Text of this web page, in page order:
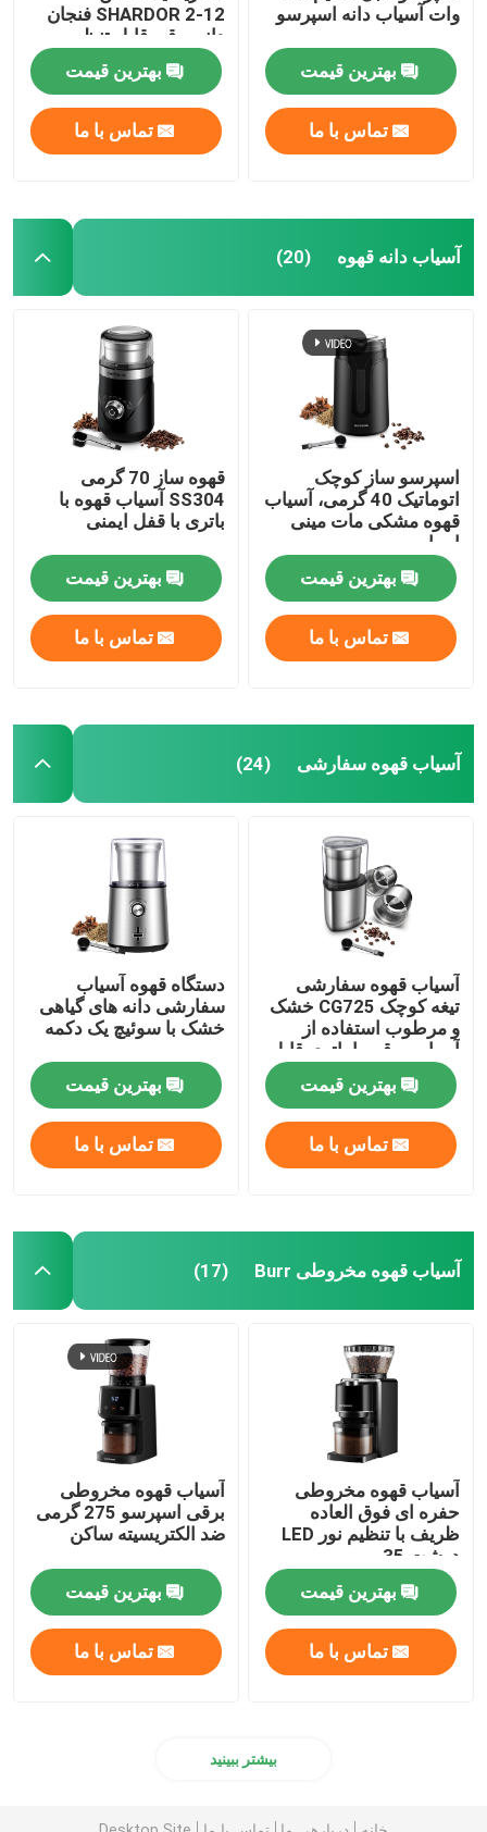
وات آسیاب دانه اسپرسو
بهترین قیمت
تماس با ما
SHARDOR 2-12 فنجان
دانه برقی قابل تنظیم
بهترین قیمت
تماس با ما
آسیاب دانه قهوه (20)
اسپرسو ساز کوچک
اتوماتیک 40 گرمی، آسیاب
قهوه مشکی مات مینی
اسپایس
بهترین قیمت
تماس با ما
قهوه ساز 70 گرمی
SS304 آسیاب قهوه با
باتری با قفل ایمنی
بهترین قیمت
تماس با ما
آسیاب قهوه سفارشی (24)
آسیاب قهوه سفارشی
تیغه کوچک CG725 خشک
و مرطوب استفاده از
آسیاب برقی با باتری قابل
جابجایی
بهترین قیمت
تماس با ما
دستگاه قهوه آسیاب
سفارشی دانه های گیاهی
خشک با سوئیچ یک دکمه
بهترین قیمت
تماس با ما
آسیاب قهوه مخروطی Burr (17)
آسیاب قهوه مخروطی
حفره ای فوق العاده
ظریف با تنظیم نور LED
درشت 35
بهترین قیمت
تماس با ما
آسیاب قهوه مخروطی
برقی اسپرسو 275 گرمی
ضد الکتریسیته ساکن
بهترین قیمت
تماس با ما
بیشتر ببینید